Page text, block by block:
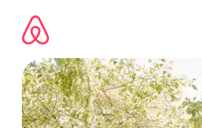
contenido